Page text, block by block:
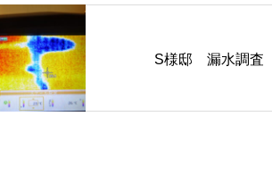
S様邸 漏水調査